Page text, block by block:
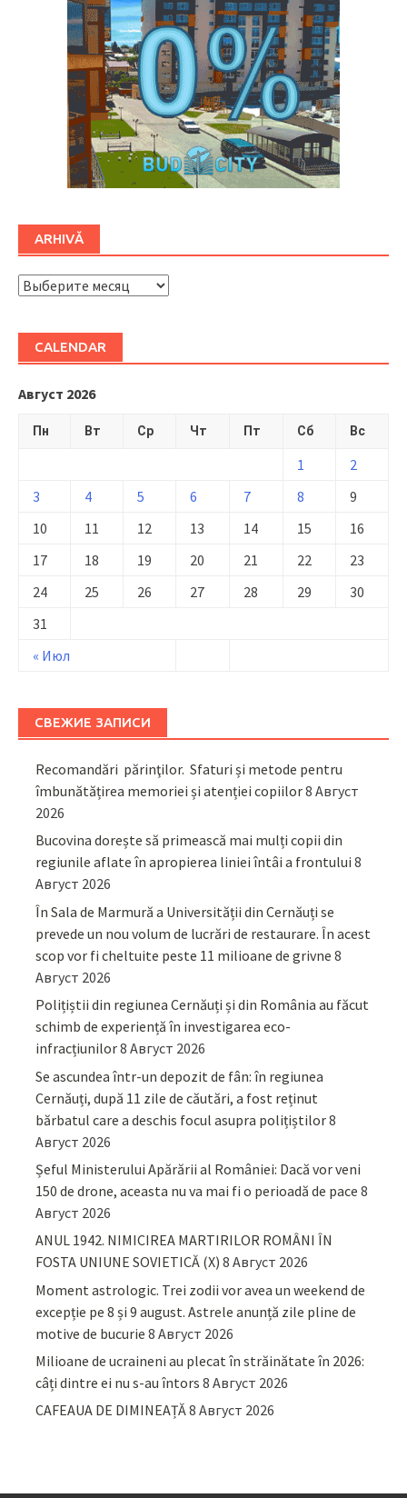
ARHIVĂ
ARHIVĂ
CALENDAR
Август 2026
Пн Вт Ср Чт Пт Сб Вс
« Июл
1
2
3
4 5 6 7 8
9
10
11 12 13 14 15
16
17
18 19 20 21 22
23
24
25 26 27 28 29
30
31
СВЕЖИЕ ЗАПИСИ
Recomandări părinţilor. Sfaturi și metode pentru
îmbunătățirea memoriei și atenției copiilor8 Август
2026
Bucovina dorește să primească mai mulți copii din
regiunile aflate în apropierea liniei întâi a frontului 8
Август 2026
În Sala de Marmură a Universității din Cernăuți se
prevede un nou volum de lucrări de restaurare. În acest
scop vor fi cheltuite peste 11 milioane de grivne 8
Август 2026
Polițiștii din regiunea Cernăuți și din România au făcut
schimb de experiență în investigarea eco-
infracțiunilor8 Август 2026
Se ascundea într-un depozit de fân: în regiunea
Cernăuți, după 11 zile de căutări, a fost reținut
bărbatul care a deschis focul asupra polițiștilor8
Август 2026
Șeful Ministerului Apărării al României: Dacă vor veni
150 de drone, aceasta nu va mai fi o perioadă de pace 8
Август 2026
ANUL 1942. NIMICIREA MARTIRILOR ROMÂNI ÎN
FOSTA UNIUNE SOVIETICĂ (X) 8 Август 2026
Moment astrologic. Trei zodii vor avea un weekend de
excepție pe 8 și 9 august. Astrele anunță zile pline de
motive de bucurie 8 Август 2026
Milioane de ucraineni au plecat în străinătate în 2026:
câți dintre ei nu s-au întors 8 Август 2026
CAFEAUA DE DIMINEAȚĂ8 Август 2026